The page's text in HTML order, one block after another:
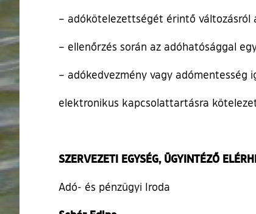
– adókötelezettségét érintő
– ellenőrzés során az adóhatósággal
– adókedvezmény vagy
elektronikus kapcsolattartásra
SZERVEZETI EGYSÉG, ÜGYINTÉZŐ
Adó- és pénzügyi Iroda